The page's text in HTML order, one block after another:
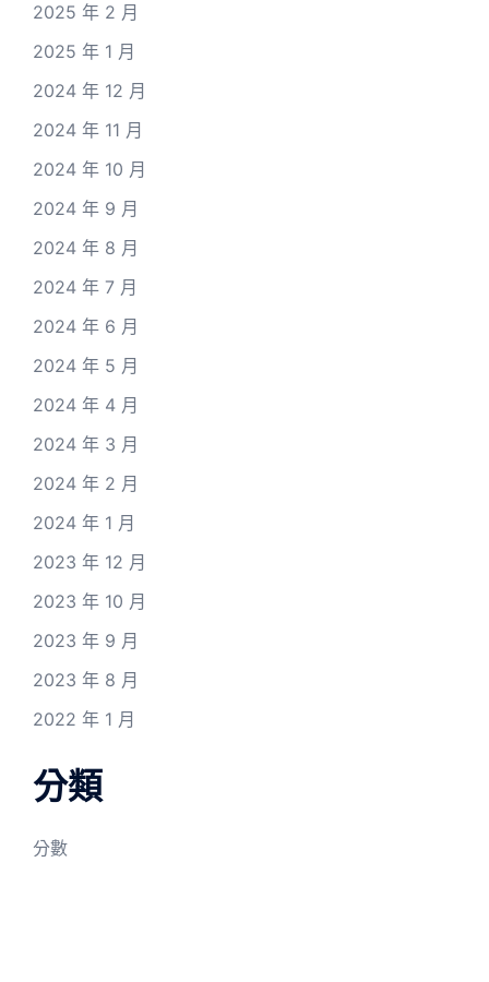
2025 年 2 月
2025 年 1 月
2024 年 12 月
2024 年 11 月
2024 年 10 月
2024 年 9 月
2024 年 8 月
2024 年 7 月
2024 年 6 月
2024 年 5 月
2024 年 4 月
2024 年 3 月
2024 年 2 月
2024 年 1 月
2023 年 12 月
2023 年 10 月
2023 年 9 月
2023 年 8 月
2022 年 1 月
分類
分數